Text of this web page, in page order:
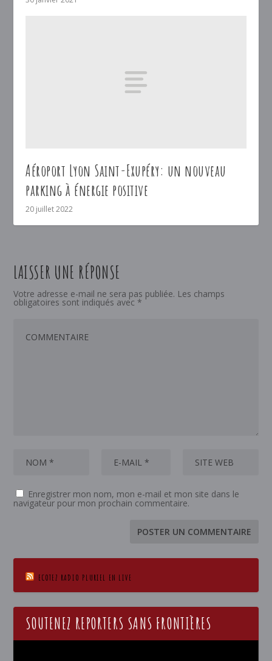
Aéroport Lyon Saint-Exupéry: un nouveau
parking à énergie positive
20 juillet 2022
LAISSER UNE RÉPONSE
Votre adresse e-mail ne sera pas publiée. Les champs
obligatoires sont indiqués avec *
Enregistrer mon nom, mon e-mail et mon site dans le
navigateur pour mon prochain commentaire.
ECOTEZ RADIO PLURIEL EN LIVE
SOUTENEZ REPORTERS SANS FRONTIÈRES